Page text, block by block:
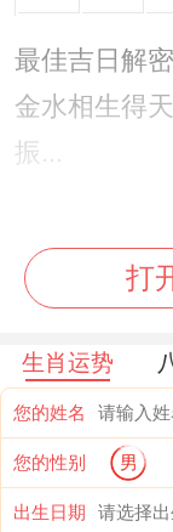
最佳吉日解
金水相生得
振...
当日太阴贵
创意项目或
牛座得落的
想起来真是
署合作协议,
契...
择日三重智
打
生肖运势
您的姓名
您的性别 男
出生日期